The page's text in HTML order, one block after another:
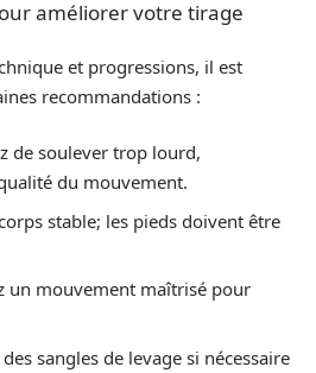
améliorer votre tirage
et progressions, il est
recommandations :
de soulever trop lourd,
du mouvement.
stable; les pieds doivent être
un mouvement maîtrisé pour
sangles de levage si nécessaire